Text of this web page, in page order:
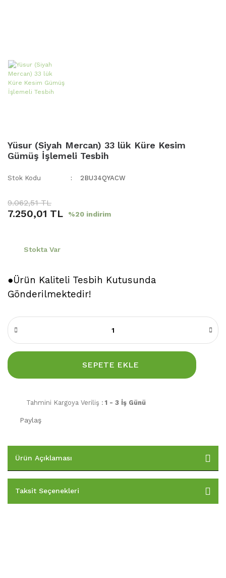
Yüsur (Siyah Mercan) 33 lük Küre Kesim
Gümüş İşlemeli Tesbih
Stok Kodu 2BU34QYACW
9.062,51 TL
7.250,01 TL %20 indirim
Stokta Var
●Ürün Kaliteli Tesbih Kutusunda
Gönderilmektedir!
SEPETE EKLE
Tahmini Kargoya Veriliş : 1 - 3 İş Günü
Paylaş
Ürün Açıklaması
Taksit Seçenekleri